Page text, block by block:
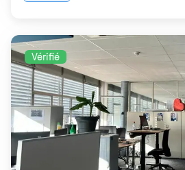
Vérifié